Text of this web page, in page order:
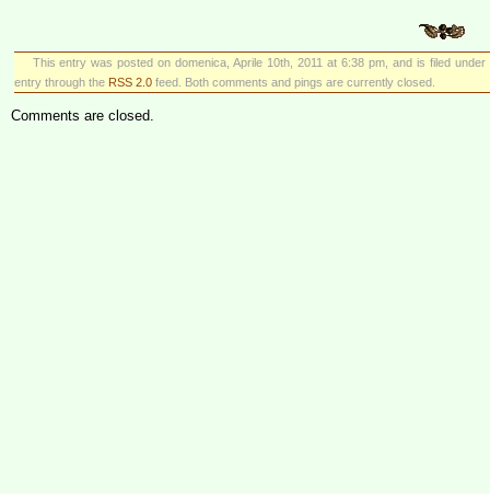
This entry was posted on domenica, Aprile 10th, 2011 at 6:38 pm, and is filed under
entry through the RSS 2.0 feed. Both comments and pings are currently closed.
Comments are closed.